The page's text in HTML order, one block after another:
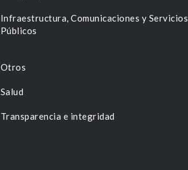
Infraestructura, Comunicaciones y Servicios
Públicos
Otros
Salud
Transparencia e integridad